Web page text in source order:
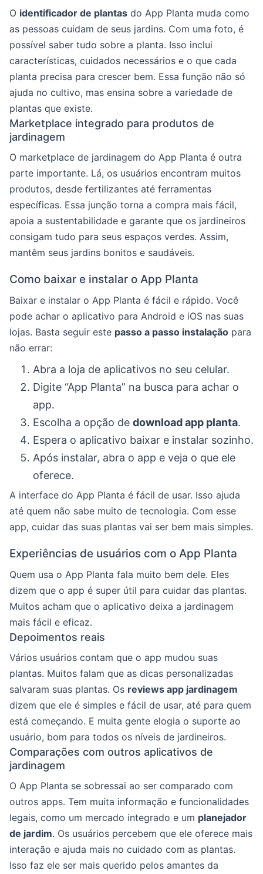
O identificador de plantas do App Planta muda como
as pessoas cuidam de seus jardins. Com uma foto, é
possível saber tudo sobre a planta. Isso inclui
características, cuidados necessários e o que cada
planta precisa para crescer bem. Essa função não só
ajuda no cultivo, mas ensina sobre a variedade de
plantas que existe.
Marketplace integrado para produtos de
jardinagem
O marketplace de jardinagem do App Planta é outra
parte importante. Lá, os usuários encontram muitos
produtos, desde fertilizantes até ferramentas
específicas. Essa junção torna a compra mais fácil,
apoia a sustentabilidade e garante que os jardineiros
consigam tudo para seus espaços verdes. Assim,
mantêm seus jardins bonitos e saudáveis.
Como baixar e instalar o App Planta
Baixar e instalar o App Planta é fácil e rápido. Você
pode achar o aplicativo para Android e iOS nas suas
lojas. Basta seguir este passo a passo instalação para
não errar:
Abra a loja de aplicativos no seu celular.
Digite “App Planta” na busca para achar o
app.
Escolha a opção de download app planta.
Espera o aplicativo baixar e instalar sozinho.
Após instalar, abra o app e veja o que ele
oferece.
A interface do App Planta é fácil de usar. Isso ajuda
até quem não sabe muito de tecnologia. Com esse
app, cuidar das suas plantas vai ser bem mais simples.
Experiências de usuários com o App Planta
Quem usa o App Planta fala muito bem dele. Eles
dizem que o app é super útil para cuidar das plantas.
Muitos acham que o aplicativo deixa a jardinagem
mais fácil e eficaz.
Depoimentos reais
Vários usuários contam que o app mudou suas
plantas. Muitos falam que as dicas personalizadas
salvaram suas plantas. Os reviews app jardinagem
dizem que ele é simples e fácil de usar, até para quem
está começando. E muita gente elogia o suporte ao
usuário, bom para todos os níveis de jardineiros.
Comparações com outros aplicativos de
jardinagem
O App Planta se sobressai ao ser comparado com
outros apps. Tem muita informação e funcionalidades
legais, como um mercado integrado e um planejador
de jardim. Os usuários percebem que ele oferece mais
interação e ajuda mais no cuidado com as plantas.
Isso faz ele ser mais querido pelos amantes da